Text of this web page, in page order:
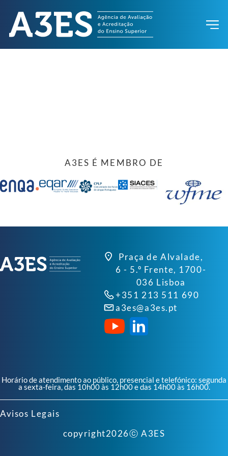
A3ES É MEMBRO DE
Praça de Alvalade,
6 - 5.º Frente, 1700-
036 Lisboa
+351 213 511 690
a3es@a3es.pt
Horário de atendimento ao público, presencial e telefónico: segunda
a sexta-feira, das 10h00 às 12h00 e das 14h00 às 16h00.
Avisos Legais
copyright2026ⓒ A3ES